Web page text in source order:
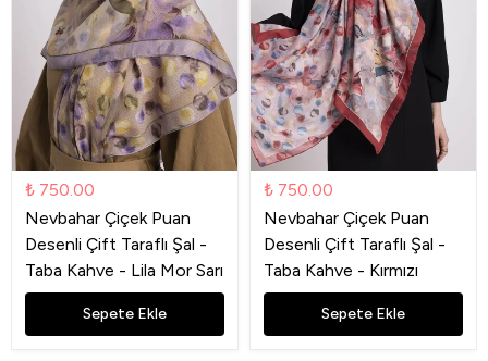
₺ 750.00
Nevbahar Çiçek Puan
Desenli Çift Taraflı Şal -
Taba Kahve - Lila Mor Sarı
Sepete Ekle
₺ 750.00
Nevbahar Çiçek Puan
Desenli Çift Taraflı Şal -
Taba Kahve - Kırmızı
Sepete Ekle